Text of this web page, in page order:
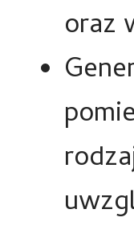
oraz